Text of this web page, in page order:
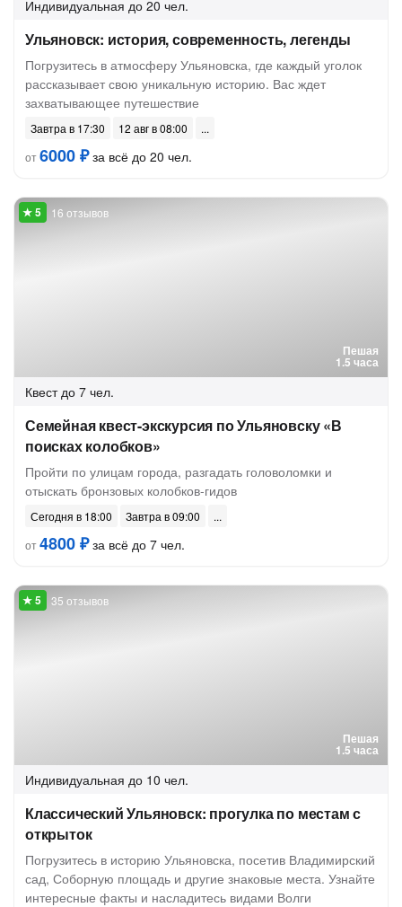
Индивидуальная до 20 чел.
Ульяновск: история, современность, легенды
Погрузитесь в атмосферу Ульяновска, где каждый уголок
рассказывает свою уникальную историю. Вас ждет
захватывающее путешествие
Завтра в 17:30
12 авг в 08:00
от6000 ₽за всё до 20 чел.
Пешая
1.5 часа
16 отзывов
Квест до 7 чел.
Семейная квест-экскурсия по Ульяновску «В
поисках колобков»
Пройти по улицам города, разгадать головоломки и
отыскать бронзовых колобков-гидов
Сегодня в 18:00
Завтра в 09:00
от4800 ₽за всё до 7 чел.
Пешая
1.5 часа
35 отзывов
Индивидуальная до 10 чел.
Классический Ульяновск: прогулка по местам с
открыток
Погрузитесь в историю Ульяновска, посетив Владимирский
сад, Соборную площадь и другие знаковые места. Узнайте
интересные факты и насладитесь видами Волги